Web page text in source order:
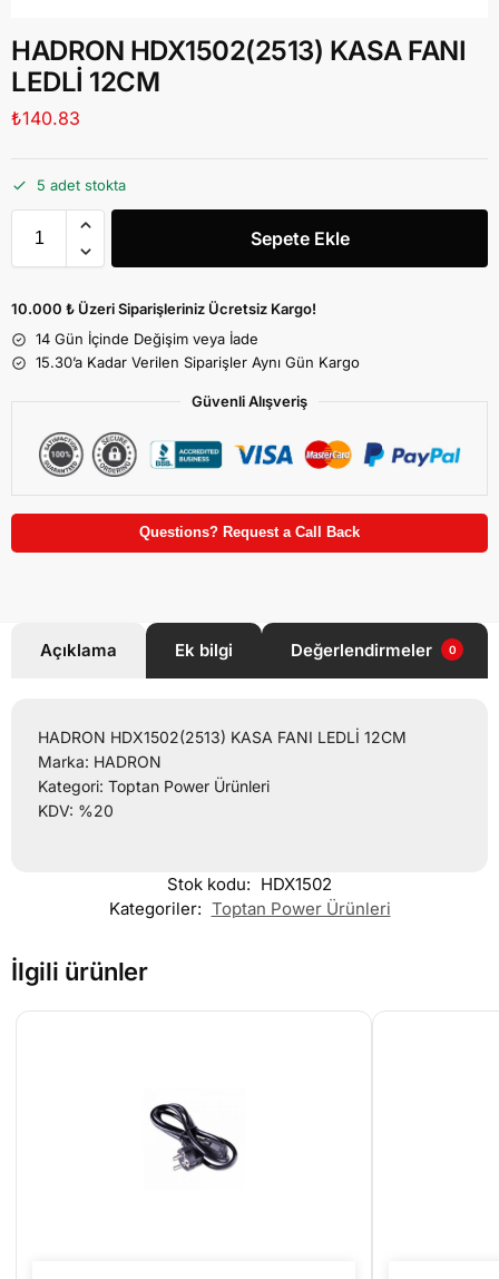
HADRON HDX1502(2513) KASA FANI
LEDLİ 12CM
₺140.83
5 adet stokta
Sepete Ekle
10.000 ₺ Üzeri Siparişleriniz Ücretsiz Kargo!
14 Gün İçinde Değişim veya İade
15.30’a Kadar Verilen Siparişler Aynı Gün Kargo
Güvenli Alışveriş
Questions? Request a Call Back
Açıklama Ek bilgi Değerlendirmeler 0
HADRON HDX1502(2513) KASA FANI LEDLİ 12CM
Marka: HADRON
Kategori: Toptan Power Ürünleri
KDV: %20
Stok kodu: HDX1502
Kategoriler: Toptan Power Ürünleri
İlgili ürünler